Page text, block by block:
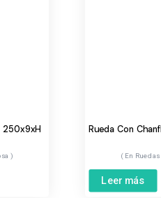
250x9xH Rueda Con
Leer más